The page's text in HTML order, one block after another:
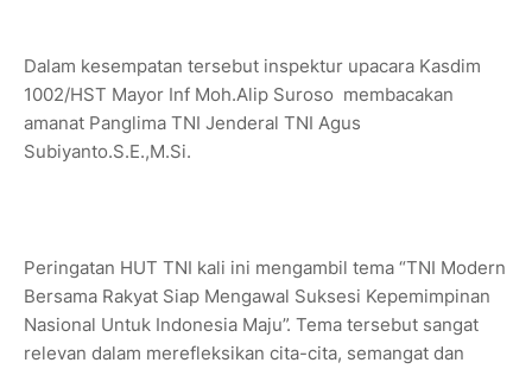
Dalam kesempatan tersebut inspektur upacara Kasdim
1002/HST Mayor Inf Moh.Alip Suroso membacakan
amanat Panglima TNI Jenderal TNI Agus
Subiyanto.S.E.,M.Si.
Peringatan HUT TNI kali ini mengambil tema “TNI Modern
Bersama Rakyat Siap Mengawal Suksesi Kepemimpinan
Nasional Untuk Indonesia Maju”. Tema tersebut sangat
relevan dalam merefleksikan cita-cita, semangat dan